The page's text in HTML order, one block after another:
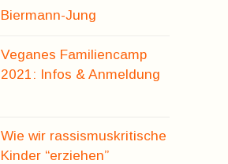
Biermann-Jung
Veganes Familiencamp
2021: Infos & Anmeldung
Wie wir rassismuskritische
Kinder “erziehen”